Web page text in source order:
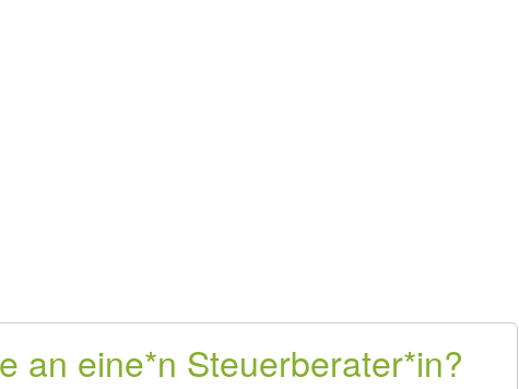
an eine*n Steuerberater*in?